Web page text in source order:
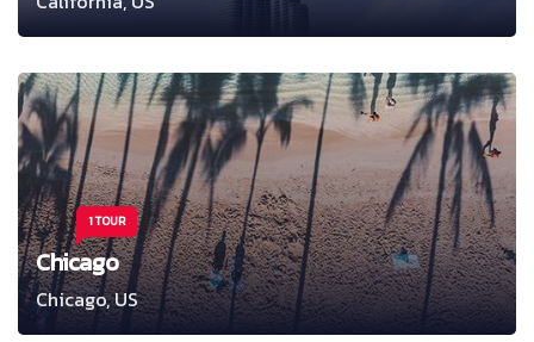
1 TOUR
Chicago
Chicago, US